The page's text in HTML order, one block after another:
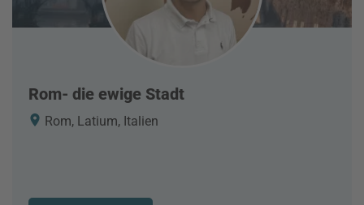
Rom- die ewige Stadt
Rom, Latium, Italien